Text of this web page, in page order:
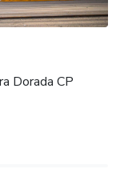
Dorada CP